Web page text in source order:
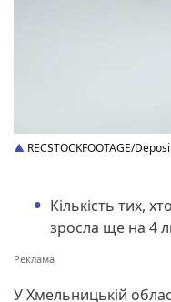
RECSTOCKFOOTAGE/
Кількість тих,
зросла ще на 4
У Хмельницькій